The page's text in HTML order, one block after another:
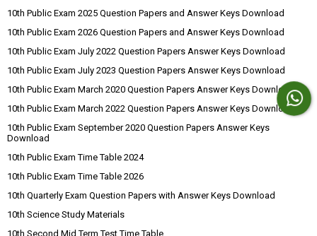
10th Public Exam 2025 Question Papers and Answer Keys Download
10th Public Exam 2026 Question Papers and Answer Keys Download
10th Public Exam July 2022 Question Papers Answer Keys Download
10th Public Exam July 2023 Question Papers Answer Keys Download
10th Public Exam March 2020 Question Papers Answer Keys Download
10th Public Exam March 2022 Question Papers Answer Keys Download
10th Public Exam September 2020 Question Papers Answer Keys
Download
10th Public Exam Time Table 2024
10th Public Exam Time Table 2026
10th Quarterly Exam Question Papers with Answer Keys Download
10th Science Study Materials
10th Second Mid Term Test Time Table